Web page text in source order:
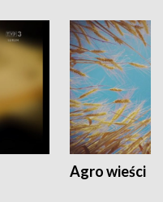
Agro wieści